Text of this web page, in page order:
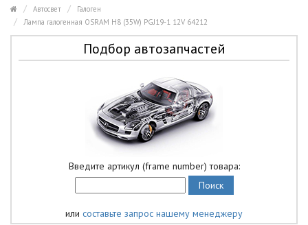
Автосвет
Галоген
Лампа галогенная OSRAM H8 (35W) PGJ19-1 12V 64212
Подбор автозапчастей
Введите артикул (frame number) товара:
или составьте запрос нашему менеджеру